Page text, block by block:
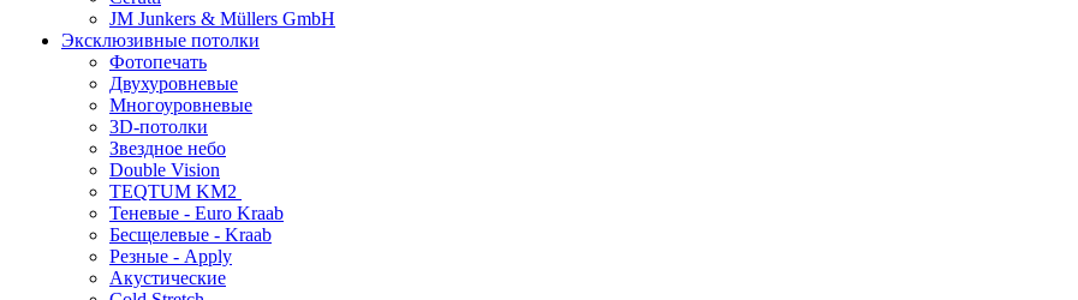
JM Junkers & Müllers GmbH
Эксклюзивные потолки
Фотопечать
Двухуровневые
Многоуровневые
3D-потолки
Звездное небо
Double Vision
TEQTUM KM2
Теневые - Euro Kraab
Бесщелевые - Kraab
Резные - Apply
Акустические